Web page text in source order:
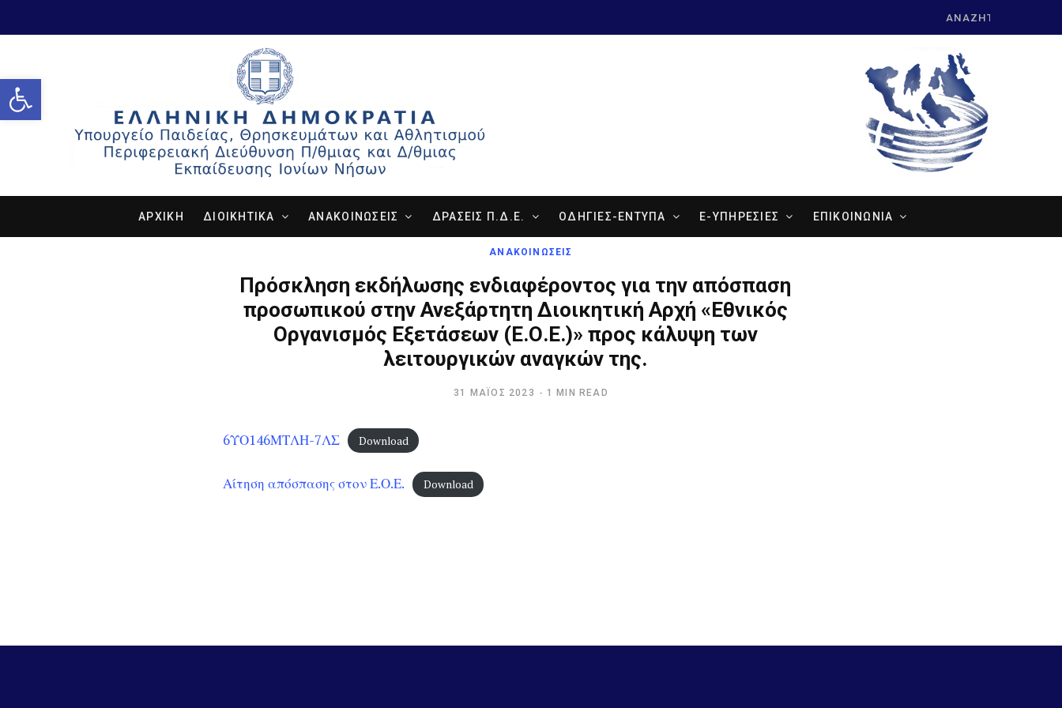
Open toolbar
Search
ΑΡΧΙΚΗ ΔΙΟΙΚΗΤΙΚΑ ΑΝΑΚΟΙΝΩΣΕΙΣ ΔΡΑΣΕΙΣ Π.Δ.Ε. ΟΔΗΓΙΕΣ-ΕΝΤΥΠΑ E-ΥΠΗΡΕΣΙΕΣ ΕΠΙΚΟΙΝΩΝΙΑ
ΑΝΑΚΟΙΝΩΣΕΙΣ
Πρόσκληση εκδήλωσης ενδιαφέροντος για την απόσπαση
προσωπικού στην Ανεξάρτητη Διοικητική Αρχή «Εθνικός
Οργανισμός Εξετάσεων (Ε.Ο.Ε.)» προς κάλυψη των
λειτουργικών αναγκών της.
31 ΜΆΊΟΣ 2023 1 MIN READ
6ΥΟ146ΜΤΛΗ-7ΛΣ Download
Αίτηση απόσπασης στον Ε.Ο.Ε. Download